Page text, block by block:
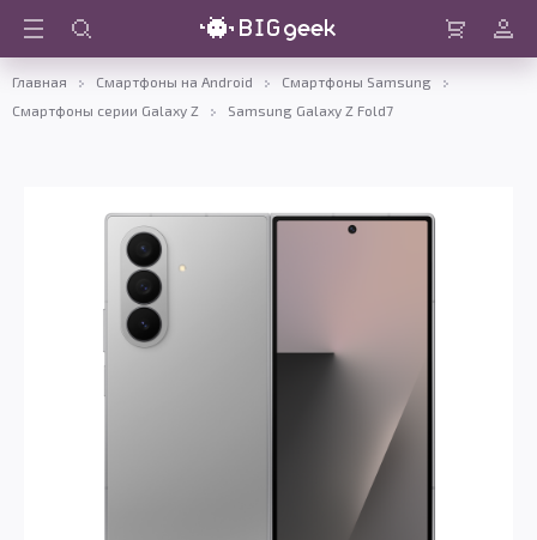
Войти
Главная Смартфоны на Android
Смартфоны Samsung
Смартфоны серии Galaxy Z
Samsung Galaxy Z Fold7